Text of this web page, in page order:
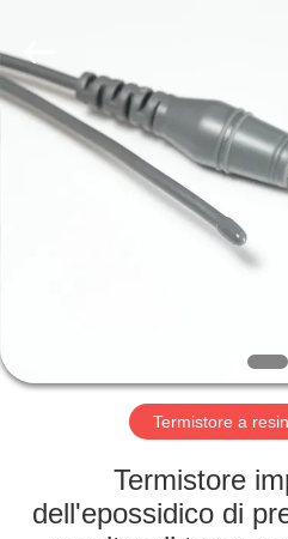
CASA
PRODOTTI
GIRO
FABBRICA
Co.,
Ltd..
All
Rights
Reserved.
Termistore a
Termistore
dell'epossidico di